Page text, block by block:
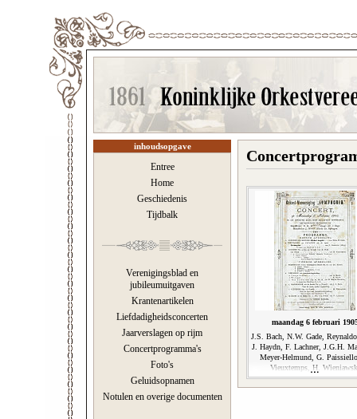
inhoudsopgave
Entree
Home
Geschiedenis
Tijdbalk
Verenigingsblad en
jubileumuitgaven
Krantenartikelen
Liefdadigheidsconcerten
Jaarverslagen op rijm
Concertprogramma's
Foto's
Geluidsopnamen
Notulen en overige documenten
maandag 6 februari
J.S. Bach, N.W. Gade,
J. Haydn, F. Lachner, J.G.H.
Meyer-Helmund, G.
Vieuxtemps, H.